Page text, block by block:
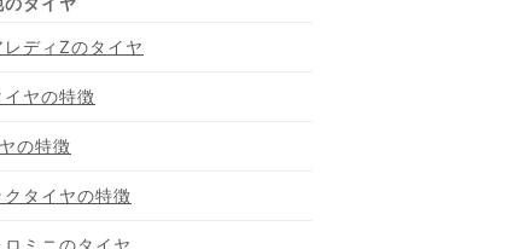
レディZのタイヤ
イヤの特徴
の特徴
クタイヤの特徴
ミニのタイヤ